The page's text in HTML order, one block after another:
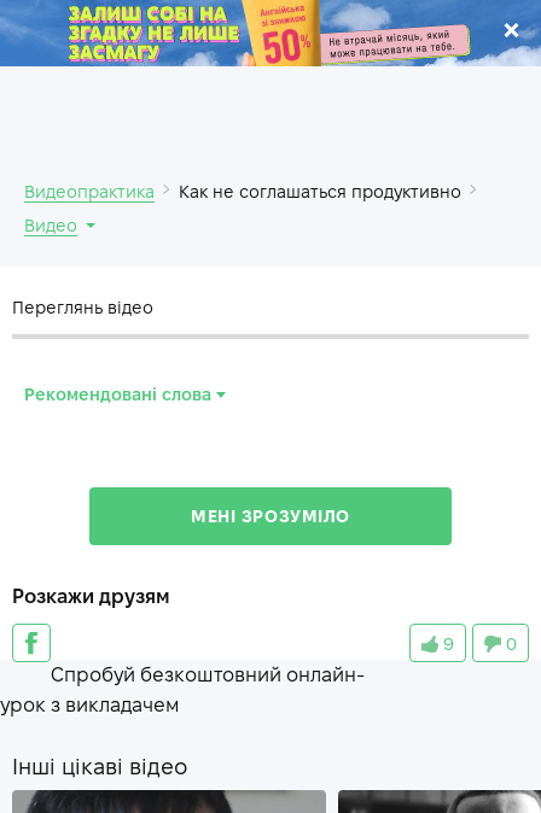
.
Видеопрактика
Как не соглашаться продуктивно
Видео
Переглянь відео
Рекомендовані слова
debate — дебаты
unemployment
rebuttal —
МЕНІ ЗРОЗУМІЛО
Розкажи друзям
9 0
Спробуй безкоштовний онлайн-
урок з викладачем
Інші цікаві відео